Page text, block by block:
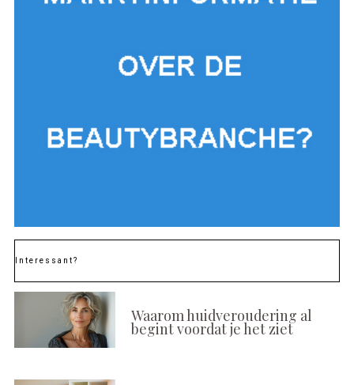
Interessant?
Waarom huidveroudering al
begint voordat je het ziet